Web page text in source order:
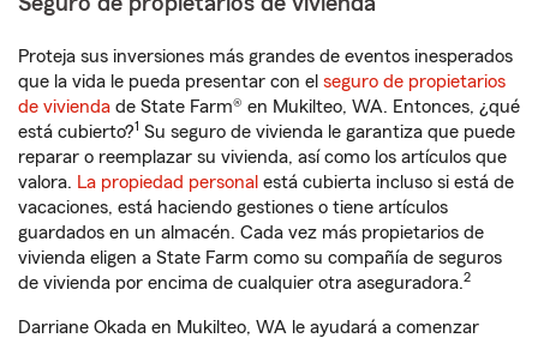
Proteja sus inversiones más grandes de eventos inesperados
que la vida le pueda presentar con el seguro de propietarios
de vivienda de State Farm® en Mukilteo, WA. Entonces, ¿qué
está cubierto?1 Su seguro de vivienda le garantiza que puede
reparar o reemplazar su vivienda, así como los artículos que
valora. La propiedad personal está cubierta incluso si está de
vacaciones, está haciendo gestiones o tiene artículos
guardados en un almacén. Cada vez más propietarios de
vivienda eligen a State Farm como su compañía de seguros
de vivienda por encima de cualquier otra aseguradora.2
Darriane Okada en Mukilteo, WA le ayudará a comenzar